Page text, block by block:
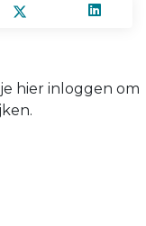
hier inloggen om